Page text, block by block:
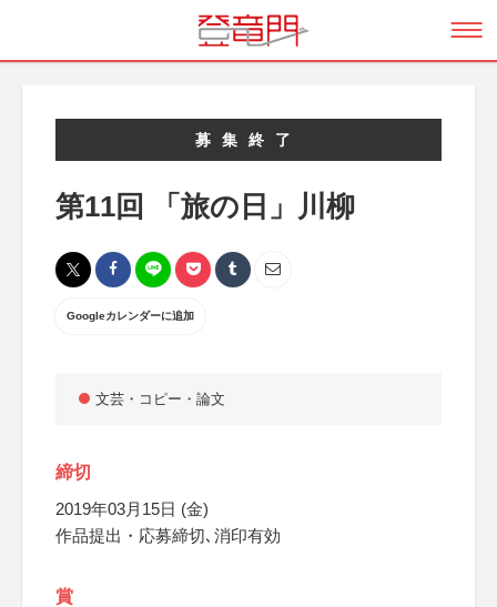
募集終了
第11回 「旅の日」川柳
Googleカレンダーに追加
文芸・コピー・論文
締切
2019年03月15日 (金)
作品提出・応募締切､消印有効
賞